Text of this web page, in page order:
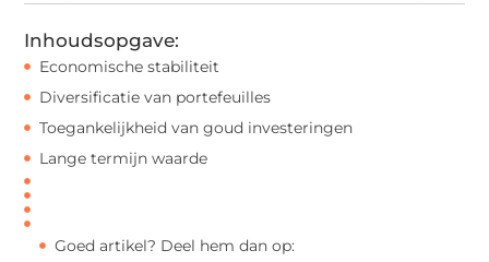
Inhoudsopgave:
Economische stabiliteit
Diversificatie van portefeuilles
Toegankelijkheid van goud investeringen
Lange termijn waarde
Goed artikel? Deel hem dan op: